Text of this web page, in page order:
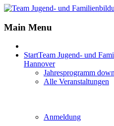
Main Menu
StartTeam Jugend- und
Hannover
Jahresprogramm
Alle Veranstaltungen
Anmeldung